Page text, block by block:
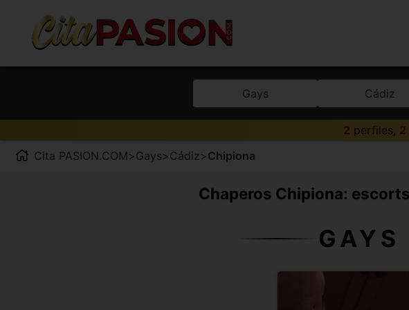
Gays Cádiz
2 perfiles, 2
Cita PASION.COM>Gays>Cádiz>Chipiona
Chaperos Chipiona: